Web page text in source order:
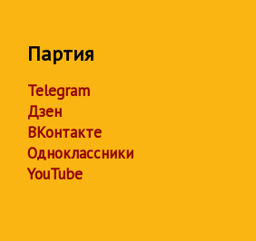
Партия
Telegram
Дзен
ВКонтакте
Одноклассники
YouTube